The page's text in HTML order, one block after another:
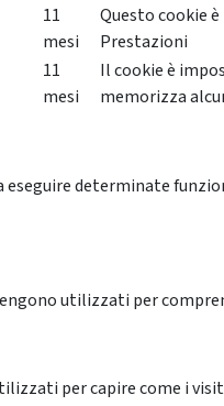
11
mesi
Questo cookie
Prestazioni
11
mesi
Il cookie è
memorizza
eseguire determinate
utilizzati per
per capire come i